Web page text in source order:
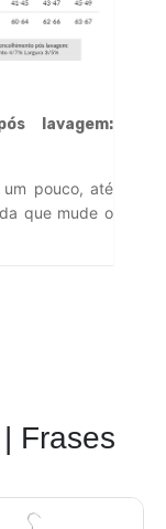
lavagem:
um pouco, até
que mude o
Frases